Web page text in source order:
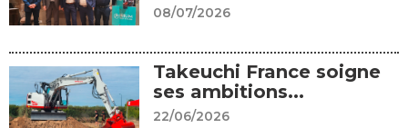
08/07/2026
Takeuchi France soigne
ses ambitions...
22/06/2026